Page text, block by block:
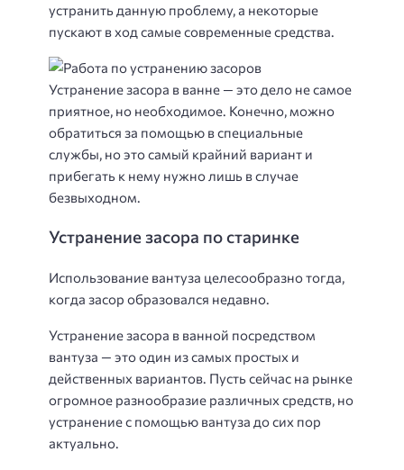
устранить данную проблему, а некоторые
пускают в ход самые современные средства.
Устранение засора в ванне — это дело не самое
приятное, но необходимое. Конечно, можно
обратиться за помощью в специальные
службы, но это самый крайний вариант и
прибегать к нему нужно лишь в случае
безвыходном.
Устранение засора по старинке
Использование вантуза целесообразно тогда,
когда засор образовался недавно.
Устранение засора в ванной посредством
вантуза — это один из самых простых и
действенных вариантов. Пусть сейчас на рынке
огромное разнообразие различных средств, но
устранение с помощью вантуза до сих пор
актуально.